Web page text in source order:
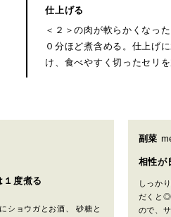
仕上げる
＜２＞の肉が軟らかくなっ
０分ほど煮含める。仕上げ
け、食べやすく切ったセリを
１度煮る
ショウガとお酒、 砂糖と
副菜
相性が
しっか
だくと◎
ので、